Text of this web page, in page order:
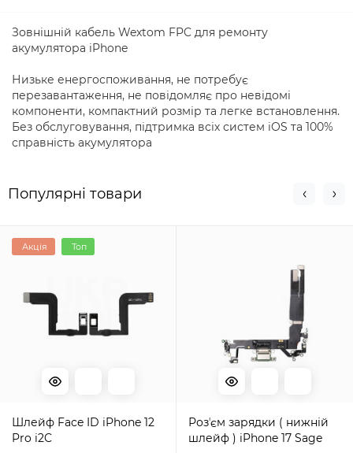
Зовнішній кабель Wextom FPC для ремонту
акумулятора iPhone
Низьке енергоспоживання, не потребує
перезавантаження, не повідомляє про невідомі
компоненти, компактний розмір та легке встановлення.
Без обслуговування, підтримка всіх систем iOS та 100%
справність акумулятора
Популярні товари
Акція Топ
Шлейф Face ID iPhone 12
Pro i2C
Розʼєм зарядки ( нижній
шлейф ) iPhone 17 Sage